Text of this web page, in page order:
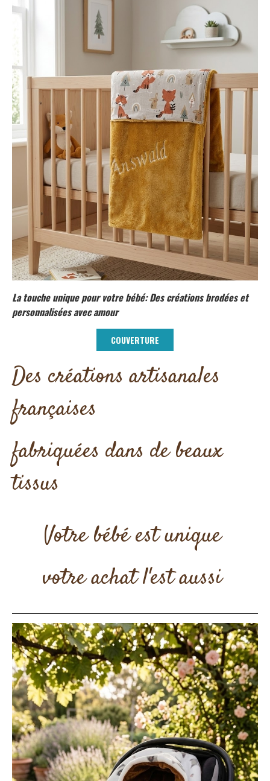
La touche unique pour votre bébé: Des créations brodées et
personnalisées avec amour
COUVERTURE
Des créations artisanales
françaises
fabriquées dans de beaux
tissus
Votre bébé est unique
votre achat l'est aussi